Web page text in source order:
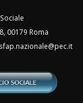
00179 Roma